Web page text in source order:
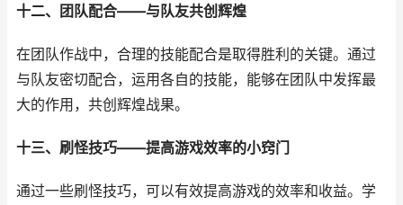
十二、团队配合——与队友共创辉煌
在团队作战中，合理的技能配合是取得胜利的关键。通过
与队友密切配合，运用各自的技能，能够在团队中发挥最
大的作用，共创辉煌战果。
十三、刷怪技巧——提高游戏效率的小窍门
通过一些刷怪技巧，可以有效提高游戏的效率和收益。学